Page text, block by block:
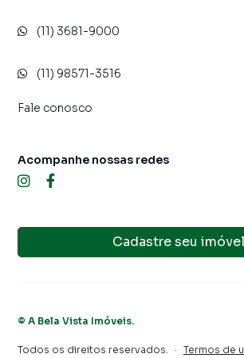
(11) 3681-9000
(11) 98571-3516
Fale conosco
Cadastre seu imóvel
Acompanhe nossas redes
© A Bela Vista Imóveis.
Todos os direitos reservados. · Termos de